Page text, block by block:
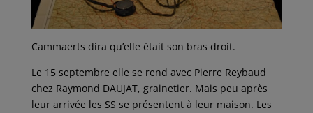
Cammaerts dira qu’elle était son bras droit.
Le 15 septembre elle se rend avec Pierre Reybaud
chez Raymond DAUJAT, grainetier. Mais peu après
leur arrivée les SS se présentent à leur maison. Les